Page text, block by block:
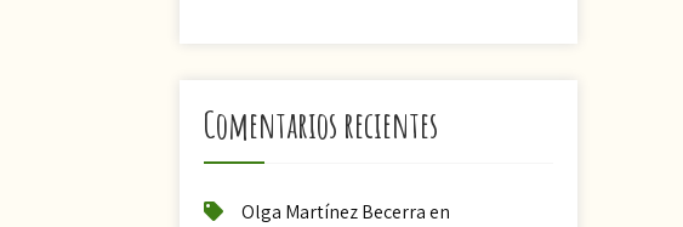
Comentarios recientes
Olga Martínez Becerraen